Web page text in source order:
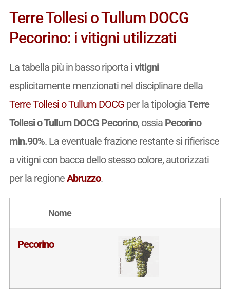
Terre Tollesi o Tullum DOCG
Pecorino: i vitigni utilizzati
La tabella più in basso riporta ivitigni
esplicitamente menzionati nel disciplinare della
Terre Tollesi o Tullum DOCGper la tipologiaTerre
Tollesi o Tullum DOCG Pecorino, ossia Pecorino
min.90%. La eventuale frazione restante si rifierisce
a vitigni con bacca dello stesso colore, autorizzati
per la regioneAbruzzo.
Nome
Pecorino